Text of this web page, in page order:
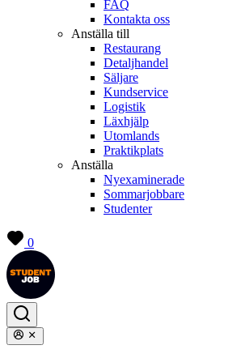
FAQ
Kontakta oss
Anställa till
Restaurang
Detaljhandel
Säljare
Kundservice
Logistik
Läxhjälp
Utomlands
Praktikplats
Anställa
Nyexaminerade
Sommarjobbare
Studenter
0